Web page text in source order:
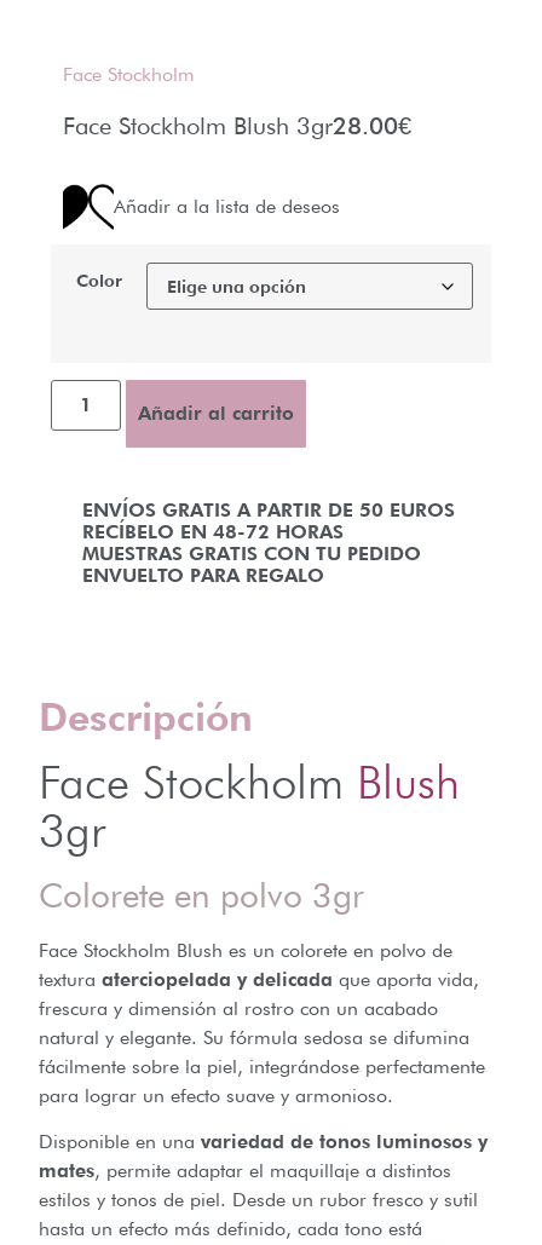
Face Stockholm
Face Stockholm Blush 3gr28.00€
Añadir a la lista de deseos
ENVÍOS GRATIS A PARTIR DE 50 EUROS
RECÍBELO EN 48-72 HORAS
MUESTRAS GRATIS CON TU PEDIDO
ENVUELTO PARA REGALO
Color
Añadir al carrito
Descripción
Face Stockholm Blush
3gr
Colorete en polvo 3gr
Face Stockholm Blush es un colorete en polvo de
textura aterciopelada y delicada que aporta vida,
frescura y dimensión al rostro con un acabado
natural y elegante. Su fórmula sedosa se difumina
fácilmente sobre la piel, integrándose perfectamente
para lograr un efecto suave y armonioso.
Disponible en una variedad de tonos luminosos y
mates, permite adaptar el maquillaje a distintos
estilos y tonos de piel. Desde un rubor fresco y sutil
hasta un efecto más definido, cada tono está